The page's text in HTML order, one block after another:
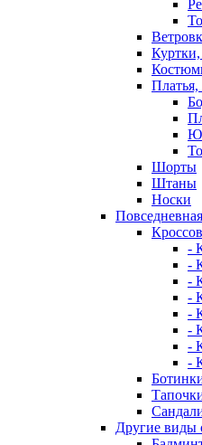
Шорты
Штаны
Носки
-
-
-
-
-
-
-
-
Другие виды